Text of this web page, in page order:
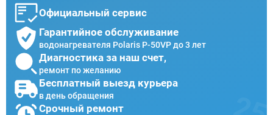
Официальный сервис
Гарантийное обслуживание
водонагревателя Polaris P-50VP до 3 лет
Диагностика за наш счет,
ремонт по желанию
Бесплатный выезд курьера
в день обращения
Срочный ремонт